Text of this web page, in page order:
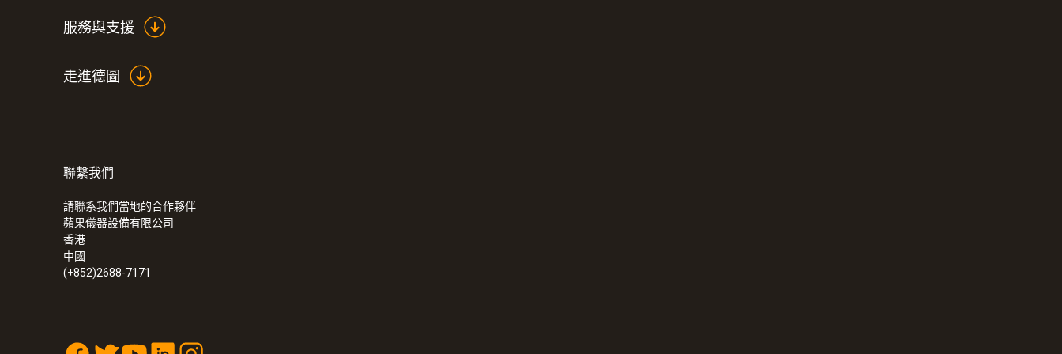
:0563 2750
服務與支援
走進德圖
聯繫我們
請聯系我們當地的合作夥伴
蘋果儀器設備有限公司
香港
中國
(+852)2688-7171